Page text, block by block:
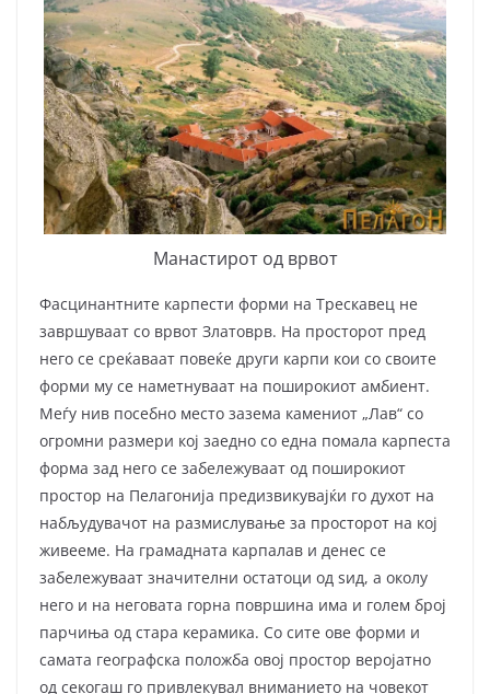
Манастирот од врвот
Фасцинантните карпести форми на Трескавец не
завршуваат со врвот Златоврв. На просторот пред
него се среќаваат повеќе други карпи кои со своите
форми му се наметнуваат на поширокиот амбиент.
Меѓу нив посебно место зазема камениот „Лав“ со
огромни размери кој заедно со една помала карпеста
форма зад него се забележуваат од поширокиот
простор на Пелагонија предизвикувајќи го духот на
набљудувачот на размислување за просторот на кој
живееме. На грамадната карпалав и денес се
забележуваат значителни остатоци од ѕид, а околу
него и на неговата горна површина има и голем број
парчиња од стара керамика. Co сите ове форми и
самата географска положба овој простор веројатно
од секогаш го привлекувал вниманието на човекот